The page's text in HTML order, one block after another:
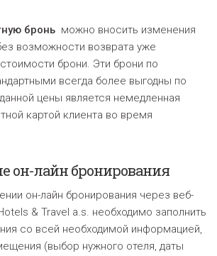
бронь можно вносить изменения
возможности возврата уже
брони. Эти брони по
всегда более выгодны по
цены является немедленная
картой клиента во время
он-лайн бронирования
он-лайн бронирования через веб-
& Travel a.s. необходимо заполнить
со всей необходимой информацией,
(выбор нужного отеля, даты